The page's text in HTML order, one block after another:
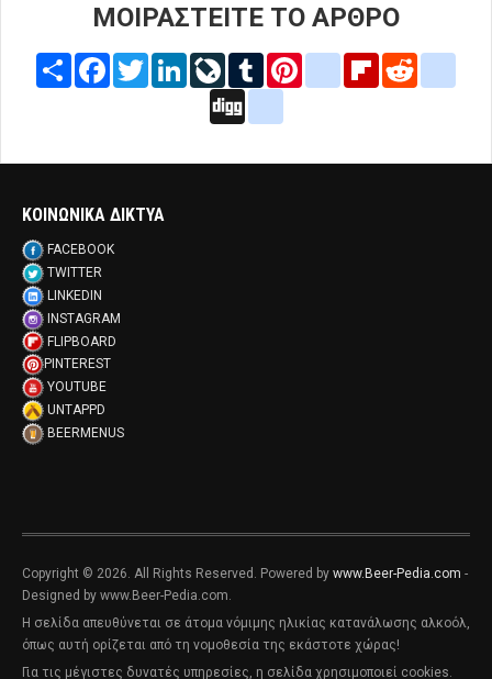
ΜΟΙΡΑΣΤΕΙΤΕ ΤΟ ΑΡΘΡΟ
Share FacebookTwitterLinkedInLiveJournal
Tumblr Pinterestblogger_post
Flipboard
ΚΟΙΝΩΝΙΚΑ ΔΙΚΤΥΑ
FACEBOOK
TWITTER
LINKEDIN
INSTAGRAM
FLIPBOARD
PINTEREST
YOUTUBE
UNTAPPD
BEERMENUS
Copyright © 2026. All Rights Reserved. Powered by www.Beer-Pedia.com -
Designed by www.Beer-Pedia.com.
Η σελίδα απευθύνεται σε άτομα νόμιμης ηλικίας κατανάλωσης αλκοόλ,
όπως αυτή ορίζεται από τη νομοθεσία της εκάστοτε χώρας!
Για τις μέγιστες δυνατές υπηρεσίες, η σελίδα χρησιμοποιεί cookies.